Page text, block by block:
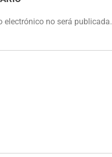
electrónico no será publicada.